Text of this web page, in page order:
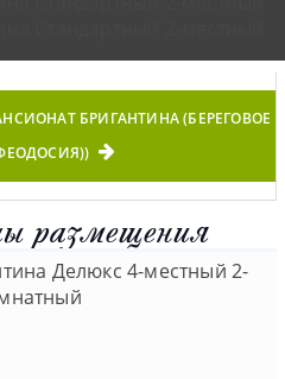
БРИГАНТИНА (БЕРЕГОВОЕ